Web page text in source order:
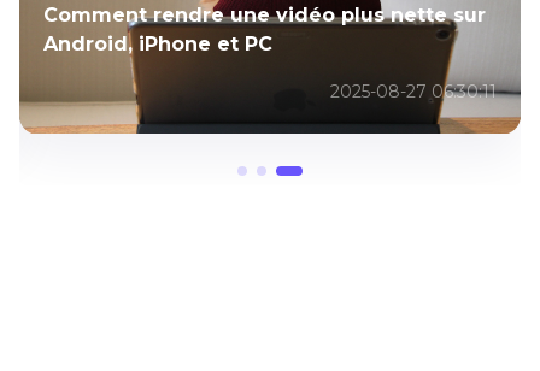
Comment rendre une vidéo plus nette sur
Android, iPhone et PC
2025-08-27 06:30:11